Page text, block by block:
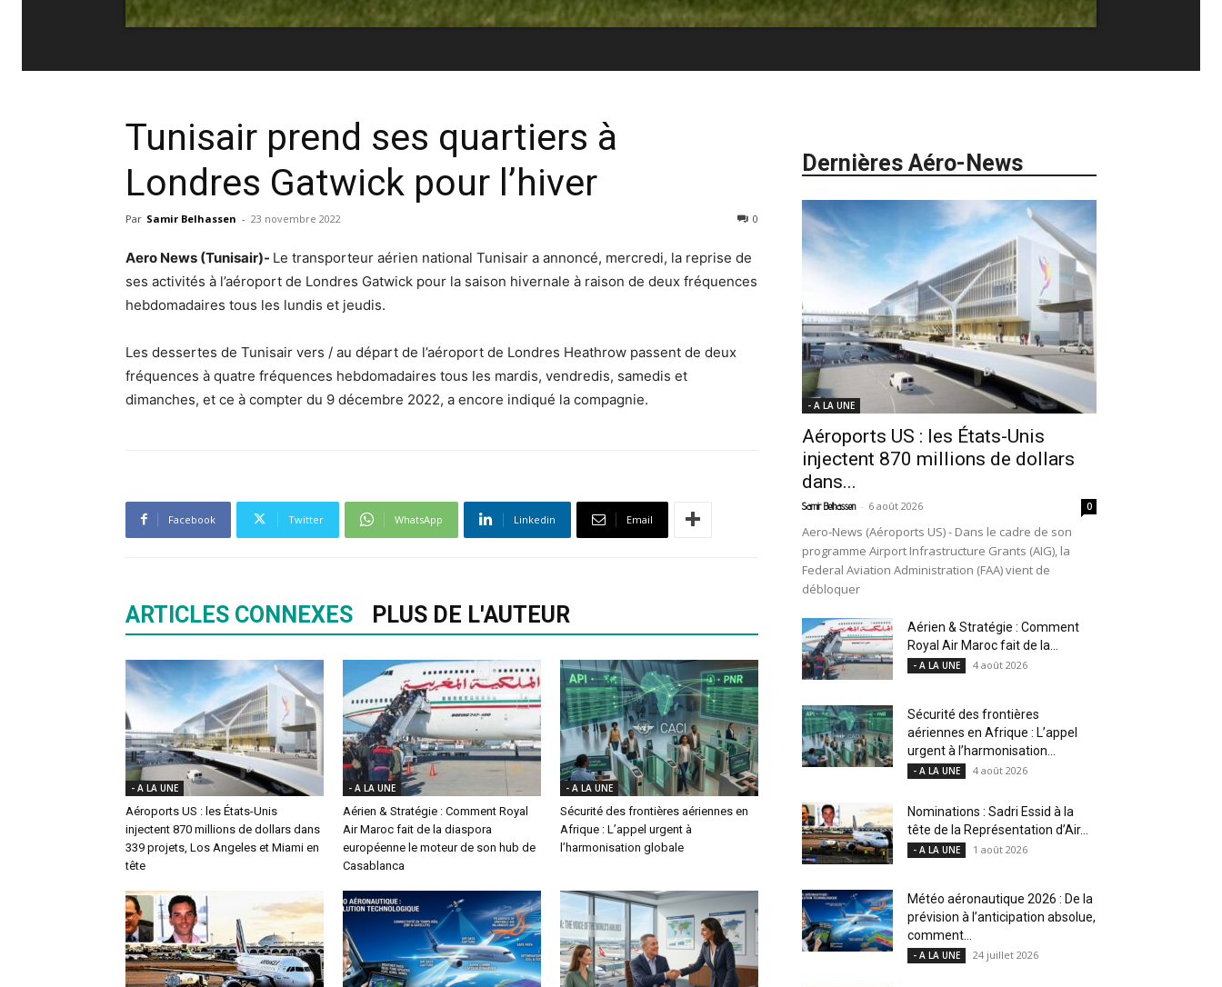
Tunisair prend ses quartiers à
Londres Gatwick pour l’hiver
Par Samir Belhassen - 23 novembre 2022 0
Aero News (Tunisair)- Le transporteur aérien national Tunisair a annoncé, mercredi, la reprise de
ses activités à l’aéroport de Londres Gatwick pour la saison hivernale à raison de deux fréquences
hebdomadaires tous les lundis et jeudis.
Les dessertes de Tunisair vers / au départ de l’aéroport de Londres Heathrow passent de deux
fréquences à quatre fréquences hebdomadaires tous les mardis, vendredis, samedis et
dimanches, et ce à compter du 9 décembre 2022, a encore indiqué la compagnie.
Facebook Twitter WhatsApp Linkedin Email
ARTICLES CONNEXES PLUS DE L'AUTEUR
- A LA UNE
Aéroports US : les États-Unis
injectent 870 millions de dollars dans
339 projets, Los Angeles et Miami en
tête
- A LA UNE
Aérien & Stratégie : Comment Royal
Air Maroc fait de la diaspora
européenne le moteur de son hub de
Casablanca
- A LA UNE
Sécurité des frontières aériennes en
Afrique : L’appel urgent à
l’harmonisation globale
Dernières Aéro-News
- A LA UNE
Aéroports US : les États-Unis
injectent 870 millions de dollars
dans...
Samir Belhassen - 6 août 2026 0
Aero-News (Aéroports US) - Dans le cadre de son
programme Airport Infrastructure Grants (AIG), la
Federal Aviation Administration (FAA) vient de
débloquer
Aérien & Stratégie : Comment
Royal Air Maroc fait de la...
- A LA UNE 4 août 2026
Sécurité des frontières
aériennes en Afrique : L’appel
urgent à l’harmonisation...
- A LA UNE 4 août 2026
Nominations : Sadri Essid à la
tête de la Représentation d’Air...
- A LA UNE 1 août 2026
Météo aéronautique 2026 : De la
prévision à l’anticipation absolue,
comment...
- A LA UNE 24 juillet 2026